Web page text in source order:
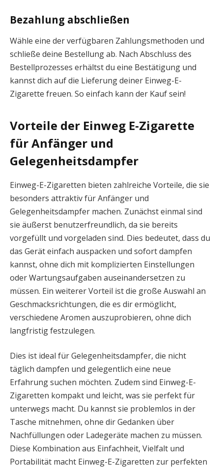
Bezahlung abschließen
Wähle eine der verfügbaren Zahlungsmethoden und
schließe deine Bestellung ab. Nach Abschluss des
Bestellprozesses erhältst du eine Bestätigung und
kannst dich auf die Lieferung deiner Einweg-E-
Zigarette freuen. So einfach kann der Kauf sein!
Vorteile der Einweg E-Zigarette
für Anfänger und
Gelegenheitsdampfer
Einweg-E-Zigaretten bieten zahlreiche Vorteile, die sie
besonders attraktiv für Anfänger und
Gelegenheitsdampfer machen. Zunächst einmal sind
sie äußerst benutzerfreundlich, da sie bereits
vorgefüllt und vorgeladen sind. Dies bedeutet, dass du
das Gerät einfach auspacken und sofort dampfen
kannst, ohne dich mit komplizierten Einstellungen
oder Wartungsaufgaben auseinandersetzen zu
müssen. Ein weiterer Vorteil ist die große Auswahl an
Geschmacksrichtungen, die es dir ermöglicht,
verschiedene Aromen auszuprobieren, ohne dich
langfristig festzulegen.
Dies ist ideal für Gelegenheitsdampfer, die nicht
täglich dampfen und gelegentlich eine neue
Erfahrung suchen möchten. Zudem sind Einweg-E-
Zigaretten kompakt und leicht, was sie perfekt für
unterwegs macht. Du kannst sie problemlos in der
Tasche mitnehmen, ohne dir Gedanken über
Nachfüllungen oder Ladegeräte machen zu müssen.
Diese Kombination aus Einfachheit, Vielfalt und
Portabilität macht Einweg-E-Zigaretten zur perfekten